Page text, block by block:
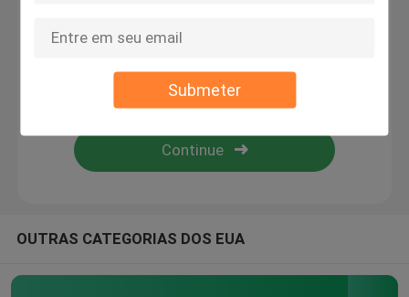
Submeter
Máquina de conversão de papel
Máquina cortando da etiqueta
OUTRAS CATEGORIAS DOS EUA